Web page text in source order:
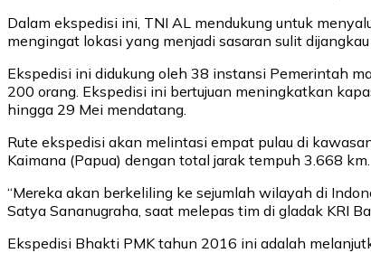
Dalam ekspedisi ini, TNI AL mendukung untuk
mengingat lokasi yang menjadi sasaran sulit
Ekspedisi ini didukung oleh 38 instansi Pemerintah
200 orang. Ekspedisi ini bertujuan meningkatkan
hingga 29 Mei mendatang.
Rute ekspedisi akan melintasi empat pulau di
Kaimana (Papua) dengan total jarak tempuh 3.668 km.
“Mereka akan berkeliling ke sejumlah wilayah di
Satya Sananugraha, saat melepas tim di gladak KRI
Ekspedisi Bhakti PMK tahun 2016 ini adalah